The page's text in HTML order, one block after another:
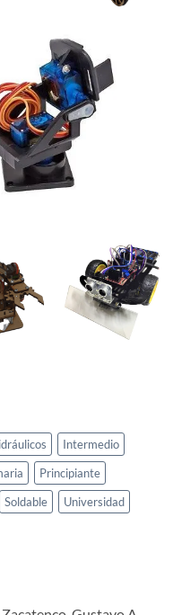
Intermedio
Principiante
Soldable Universidad